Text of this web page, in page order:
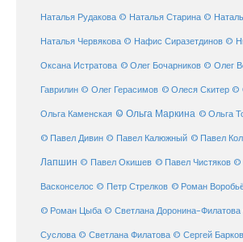
Наталья Рудакова © Наталья Старина ©
Наталья Червякова © Нафис Сиразетдинов ©
Оксана Истратова © Олег Бочарников © Олег
Гаврилин © Олег Герасимов © Олеся Скитер ©
Ольга Каменская © Ольга Маркина © Ольга
© Павел Дивин © Павел Калюжный © Павел
Лапшин © Павел Окишев © Павел Чистяков ©
Васконселос © Петр Стрелков © Роман
© Роман Цыба © Светлана Доронина-Филатова
Суслова © Светлана Филатова © Сергей Барков